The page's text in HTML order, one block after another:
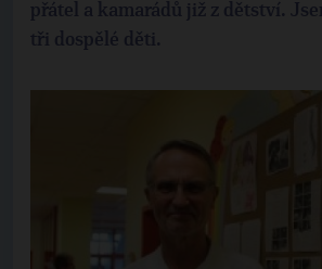
přátel a kamarádů již z dětství.
tři dospělé děti.